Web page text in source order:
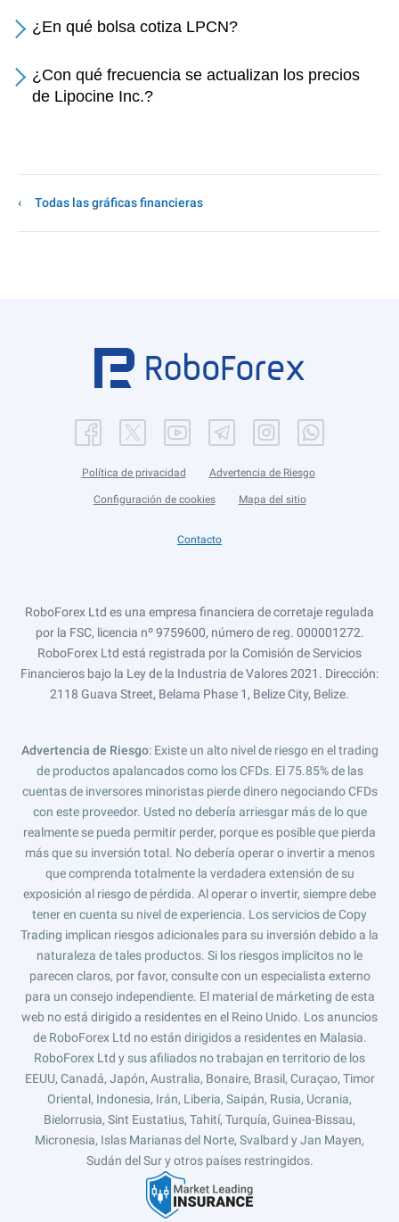
¿En qué bolsa cotiza LPCN?
¿Con qué frecuencia se actualizan los precios
de Lipocine Inc.?
Todas las gráficas financieras
Política de privacidad Advertencia de Riesgo
Configuración de cookies Mapa del sitio
Contacto
RoboForex Ltd es una empresa financiera de corretaje regulada
por la FSC, licencia nº 9759600, número de reg. 000001272.
RoboForex Ltd está registrada por la Comisión de Servicios
Financieros bajo la Ley de la Industria de Valores 2021. Dirección:
2118 Guava Street, Belama Phase 1, Belize City, Belize.
Advertencia de Riesgo: Existe un alto nivel de riesgo en el trading
de productos apalancados como los CFDs. El 75.85% de las
cuentas de inversores minoristas pierde dinero negociando CFDs
con este proveedor. Usted no debería arriesgar más de lo que
realmente se pueda permitir perder, porque es posible que pierda
más que su inversión total. No debería operar o invertir a menos
que comprenda totalmente la verdadera extensión de su
exposición al riesgo de pérdida. Al operar o invertir, siempre debe
tener en cuenta su nivel de experiencia. Los servicios de Copy
Trading implican riesgos adicionales para su inversión debido a la
naturaleza de tales productos. Si los riesgos implícitos no le
parecen claros, por favor, consulte con un especialista externo
para un consejo independiente. El material de márketing de esta
web no está dirigido a residentes en el Reino Unido. Los anuncios
de RoboForex Ltd no están dirigidos a residentes en Malasia.
RoboForex Ltd y sus afiliados no trabajan en territorio de los
EEUU, Canadá, Japón, Australia, Bonaire, Brasil, Curaçao, Timor
Oriental, Indonesia, Irán, Liberia, Saipán, Rusia, Ucrania,
Bielorrusia, Sint Eustatius, Tahití, Turquía, Guinea-Bissau,
Micronesia, Islas Marianas del Norte, Svalbard y Jan Mayen,
Sudán del Sur y otros países restringidos.